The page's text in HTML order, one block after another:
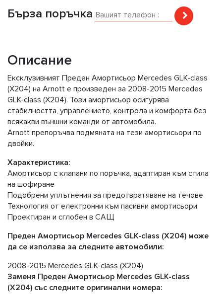
Бърза поръчка
Описание
Ексклузивният Преден Амортисьор Mercedes GLK-class
(X204) на Arnott е произведен за 2008-2015 Mercedes
GLK-class (X204). Този амортисьор осигурява
стабилността, управлението, контрола и комфорта без
всякакви външни команди от автомобила.
Arnott препоръчва подмяната на тези амортисьори по
двойки.
Характеристика:
Амортисьор с клапани по поръчка, адаптиран към стила
на шофиране
Подобрени уплътнения за предотвратяване на течове
Технология от електронни към пасивни амортисьори
Проектиран и сглобен в САЩ
Преден Амортисьор Mercedes GLK-class (X204) може
да се използва за следните автомобили:
2008-2015 Mercedes GLK-class (X204)
Заменя Преден Амортисьор Mercedes GLK-class
(X204) със следните оригинални номера: